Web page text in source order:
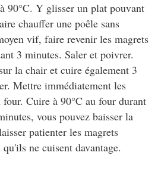
90°C. Y glisser un plat pouvant
chauffer une poêle sans
vif, faire revenir les magrets
3 minutes. Saler et poivrer.
la chair et cuire également 3
Mettre immédiatement les
Cuire à 90°C au four durant
vous pouvez baisser la
patienter les magrets
ne cuisent davantage.